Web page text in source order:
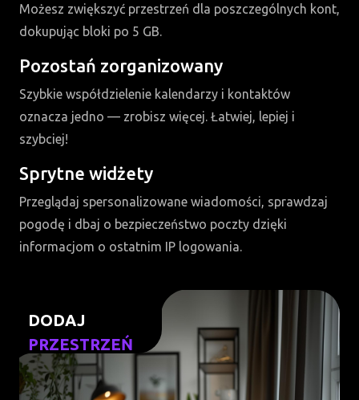
Możesz zwiększyć przestrzeń dla poszczególnych kont,
dokupując bloki po 5 GB.
Pozostań zorganizowany
Szybkie współdzielenie kalendarzy i kontaktów
oznacza jedno — zrobisz więcej. Łatwiej, lepiej i
szybciej!
Sprytne widżety
Przeglądaj spersonalizowane wiadomości, sprawdzaj
pogodę i dbaj o bezpieczeństwo poczty dzięki
informacjom o ostatnim IP logowania.
DODAJ
PRZESTRZEŃ